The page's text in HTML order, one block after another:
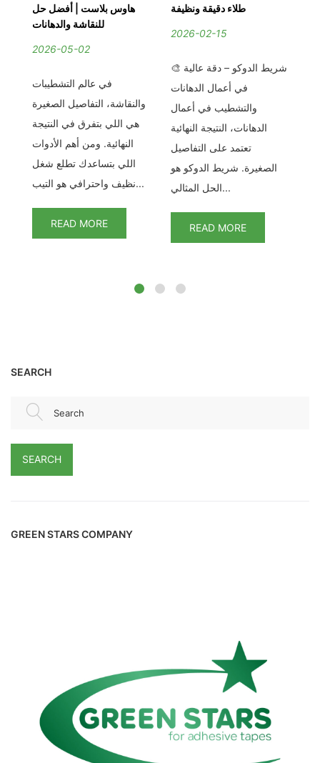
هاوس بلاست | أفضل حل
للنقاشة والدهانات
2026-05-02
في عالم التشطيبات
والنقاشة، التفاصيل الصغيرة
هي اللي بتفرق في النتيجة
النهائية. ومن أهم الأدوات
اللي بتساعدك تطلع شغل
نظيف واحترافي هو التيب...
READ MORE
طلاء دقيقة ونظيفة
2026-02-15
🎨 شريط الدوكو – دقة عالية
في أعمال الدهانات
والتشطيب في أعمال
الدهانات، النتيجة النهائية
تعتمد على التفاصيل
الصغيرة. شريط الدوكو هو
الحل المثالي...
READ MORE
SEARCH
Search
SEARCH
GREEN STARS COMPANY